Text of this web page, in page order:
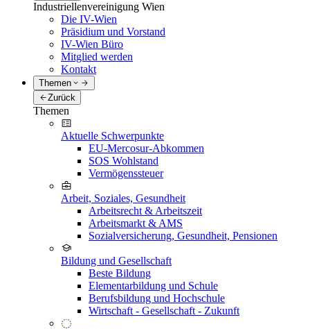
Industriellenvereinigung Wien
Die IV-Wien
Präsidium und Vorstand
IV-Wien Büro
Mitglied werden
Kontakt
Themen
Zurück
Themen
Aktuelle Schwerpunkte
EU-Mercosur-Abkommen
SOS Wohlstand
Vermögenssteuer
Arbeit, Soziales, Gesundheit
Arbeitsrecht & Arbeitszeit
Arbeitsmarkt & AMS
Sozialversicherung, Gesundheit, Pensionen
Bildung und Gesellschaft
Beste Bildung
Elementarbildung und Schule
Berufsbildung und Hochschule
Wirtschaft - Gesellschaft - Zukunft